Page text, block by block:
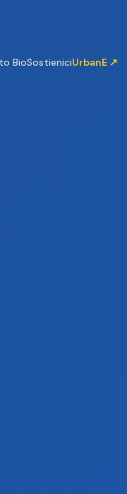
BioSostieniciUrbanE ↗